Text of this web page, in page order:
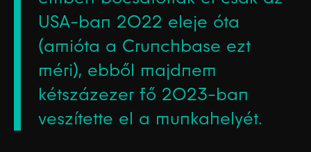
USA-ban 2022 eleje óta
(amióta a Crunchbase ezt
méri), ebből majdnem
kétszázezer fő 2023-ban
veszítette el a munkahelyét.